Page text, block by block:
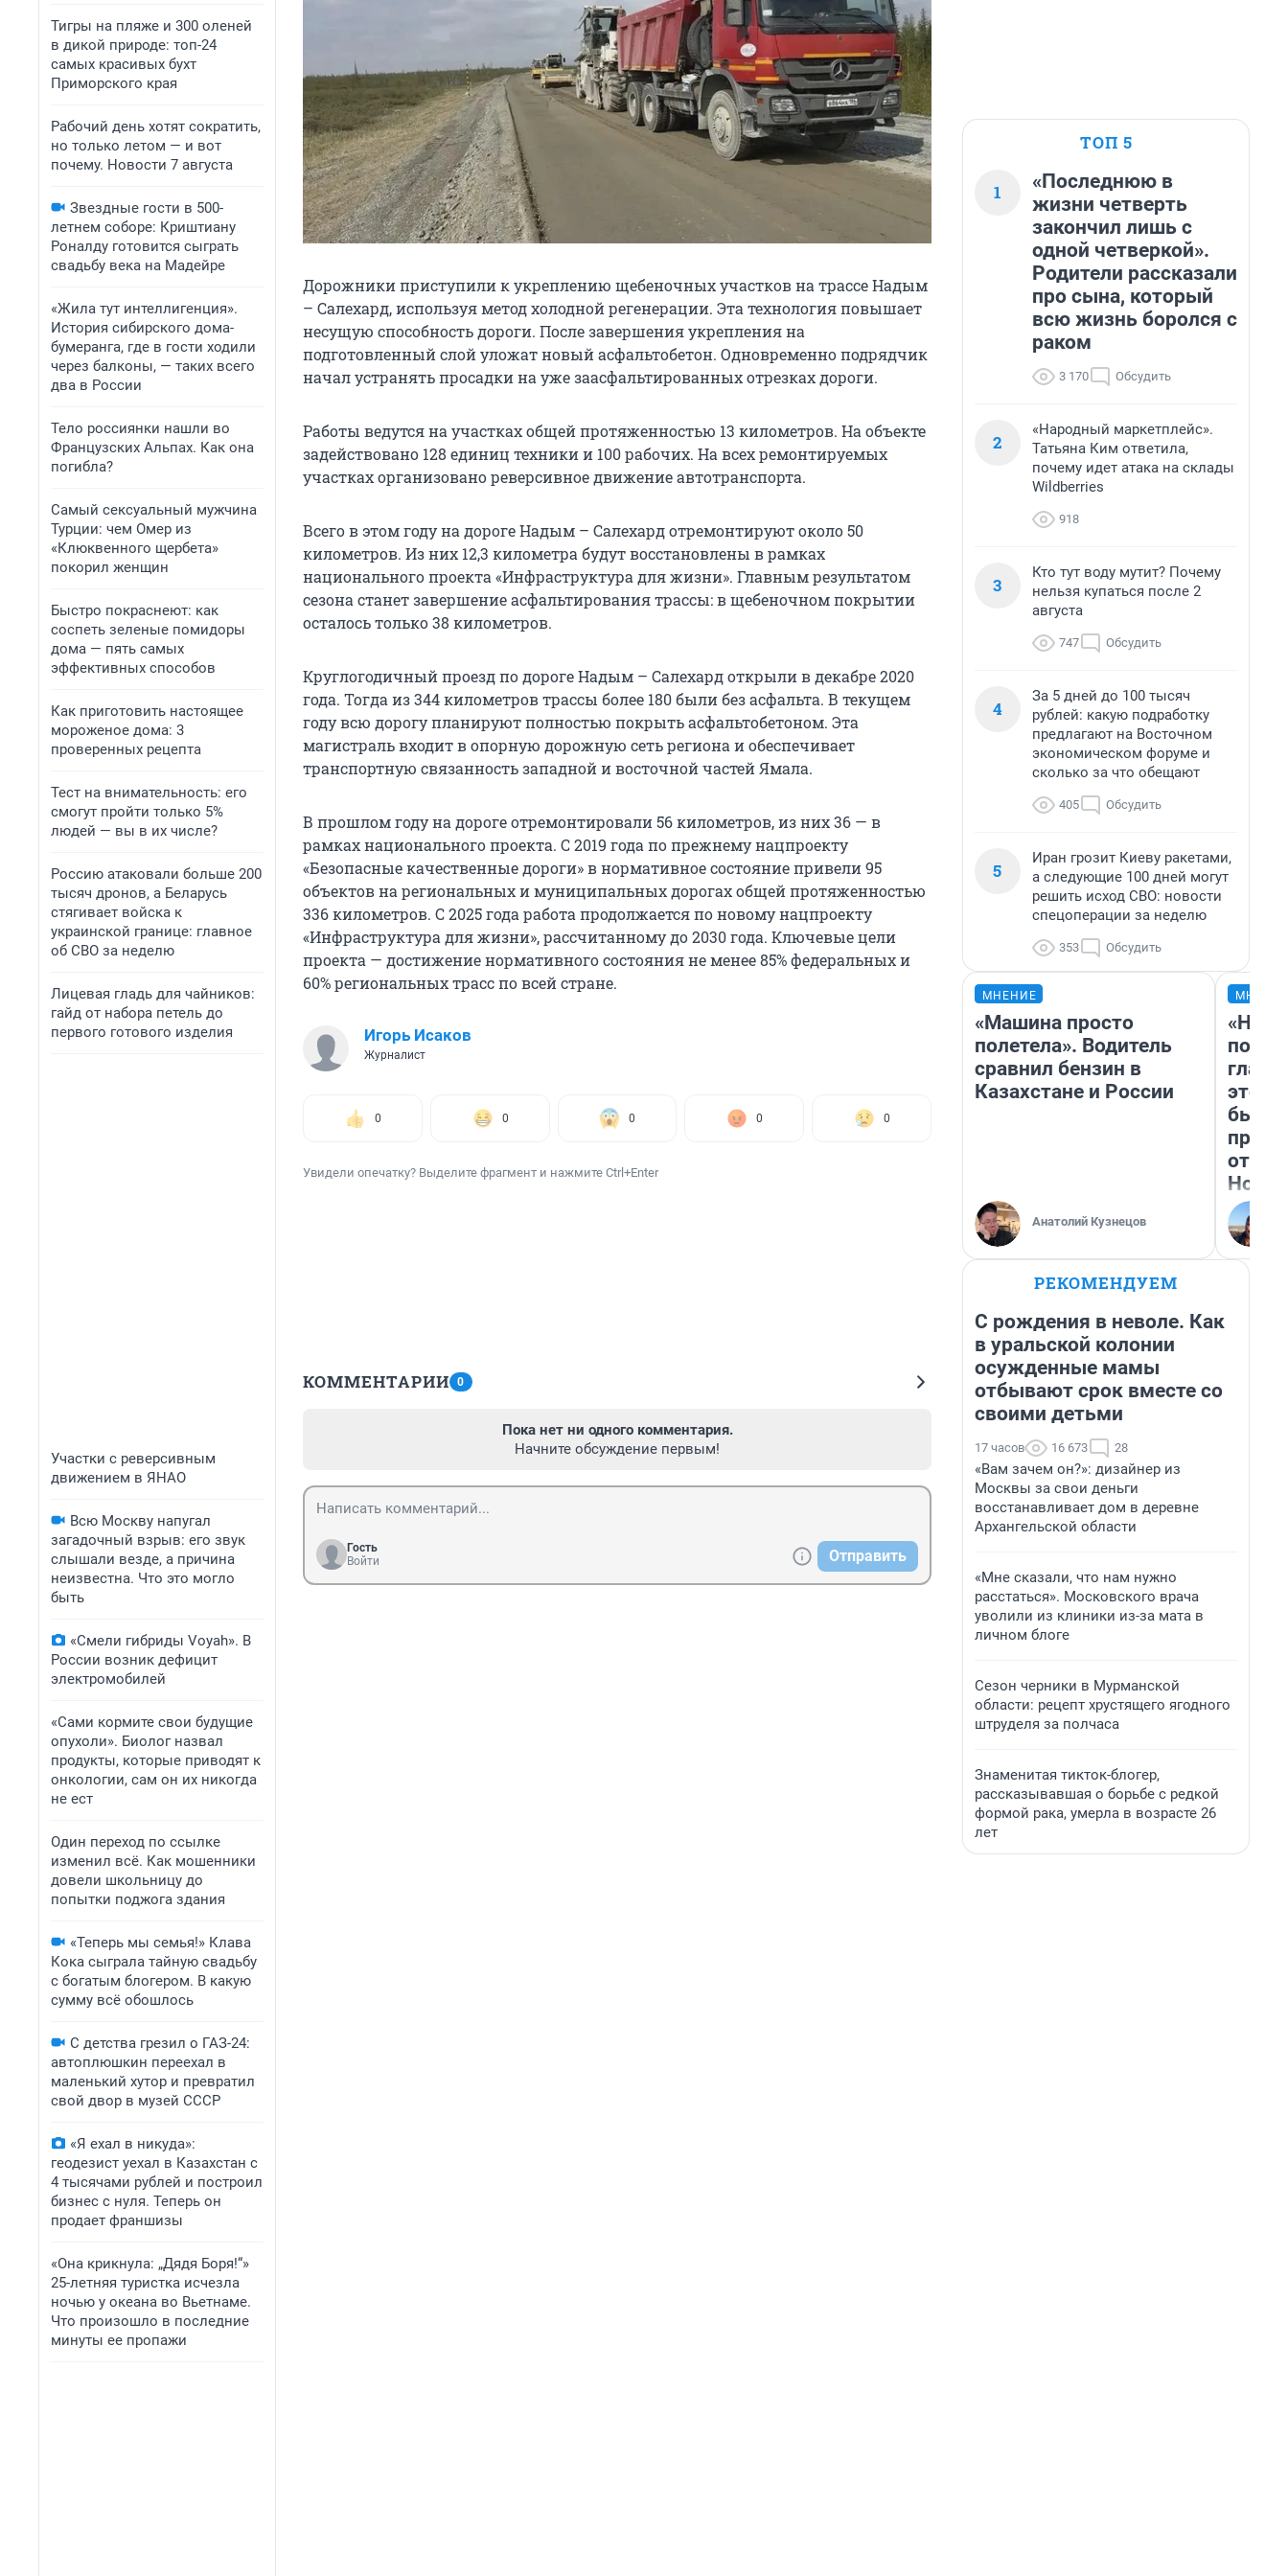
Тигры на пляже и 300 оленей
в дикой природе: топ-24
самых красивых бухт
Приморского края
Рабочий день хотят сократить,
но только летом — и вот
почему. Новости 7 августа
Звездные гости в 500-
летнем соборе: Криштиану
Роналду готовится сыграть
свадьбу века на Мадейре
«Жила тут интеллигенция».
История сибирского дома-
бумеранга, где в гости ходили
через балконы, — таких всего
два в России
Тело россиянки нашли во
Французских Альпах. Как она
погибла?
Самый сексуальный мужчина
Турции: чем Омер из
«Клюквенного щербета»
покорил женщин
Быстро покраснеют: как
соспеть зеленые помидоры
дома — пять самых
эффективных способов
Как приготовить настоящее
мороженое дома: 3
проверенных рецепта
Тест на внимательность: его
смогут пройти только 5%
людей — вы в их числе?
Россию атаковали больше 200
тысяч дронов, а Беларусь
стягивает войска к
украинской границе: главное
об СВО за неделю
Лицевая гладь для чайников:
гайд от набора петель до
первого готового изделия
Участки с реверсивным
движением в ЯНАО
Всю Москву напугал
загадочный взрыв: его звук
слышали везде, а причина
неизвестна. Что это могло
быть
«Смели гибриды Voyah». В
России возник дефицит
электромобилей
«Сами кормите свои будущие
опухоли». Биолог назвал
продукты, которые приводят к
онкологии, сам он их никогда
не ест
Один переход по ссылке
изменил всё. Как мошенники
довели школьницу до
попытки поджога здания
«Теперь мы семья!» Клава
Кока сыграла тайную свадьбу
с богатым блогером. В какую
сумму всё обошлось
С детства грезил о ГАЗ-24:
автоплюшкин переехал в
маленький хутор и превратил
свой двор в музей СССР
«Я ехал в никуда»:
геодезист уехал в Казахстан с
4 тысячами рублей и построил
бизнес с нуля. Теперь он
продает франшизы
«Она крикнула: „Дядя Боря!“»
25-летняя туристка исчезла
ночью у океана во Вьетнаме.
Что произошло в последние
минуты ее пропажи
Дорожники приступили к укреплению щебеночных участков на трассе Надым
– Салехард, используя метод холодной регенерации. Эта технология повышает
несущую способность дороги. После завершения укрепления на
подготовленный слой уложат новый асфальтобетон. Одновременно подрядчик
начал устранять просадки на уже заасфальтированных отрезках дороги.
Работы ведутся на участках общей протяженностью 13 километров. На объекте
задействовано 128 единиц техники и 100 рабочих. На всех ремонтируемых
участках организовано реверсивное движение автотранспорта.
Всего в этом году на дороге Надым – Салехард отремонтируют около 50
километров. Из них 12,3 километра будут восстановлены в рамках
национального проекта «Инфраструктура для жизни». Главным результатом
сезона станет завершение асфальтирования трассы: в щебеночном покрытии
осталось только 38 километров.
Круглогодичный проезд по дороге Надым – Салехард открыли в декабре 2020
года. Тогда из 344 километров трассы более 180 были без асфальта. В текущем
году всю дорогу планируют полностью покрыть асфальтобетоном. Эта
магистраль входит в опорную дорожную сеть региона и обеспечивает
транспортную связанность западной и восточной частей Ямала.
В прошлом году на дороге отремонтировали 56 километров, из них 36 — в
рамках национального проекта. С 2019 года по прежнему нацпроекту
«Безопасные качественные дороги» в нормативное состояние привели 95
объектов на региональных и муниципальных дорогах общей протяженностью
336 километров. С 2025 года работа продолжается по новому нацпроекту
«Инфраструктура для жизни», рассчитанному до 2030 года. Ключевые цели
проекта — достижение нормативного состояния не менее 85% федеральных и
60% региональных трасс по всей стране.
Игорь Исаков
Журналист
0 0 0 0 0
Увидели опечатку? Выделите фрагмент и нажмите Ctrl+Enter
КОММЕНТАРИИ 0
Пока нет ни одного комментария.
Начните обсуждение первым!
Гость
Войти
Отправить
ТОП 5
1
«Последнюю в
жизни четверть
закончил лишь с
одной четверкой».
Родители рассказали
про сына, который
всю жизнь боролся с
раком
3 170 Обсудить
2
«Народный маркетплейс».
Татьяна Ким ответила,
почему идет атака на склады
Wildberries
918
3
Кто тут воду мутит? Почему
нельзя купаться после 2
августа
747 Обсудить
4
За 5 дней до 100 тысяч
рублей: какую подработку
предлагают на Восточном
экономическом форуме и
сколько за что обещают
405 Обсудить
5
Иран грозит Киеву ракетами,
а следующие 100 дней могут
решить исход СВО: новости
спецоперации за неделю
353 Обсудить
МНЕНИЕ
«Машина просто
полетела». Водитель
сравнил бензин в
Казахстане и России
Анатолий Кузнецов
этого
бьет
РЕКОМЕНДУЕМ
С рождения в неволе. Как
в уральской колонии
осужденные мамы
отбывают срок вместе со
своими детьми
17 часов 16 673 28
«Вам зачем он?»: дизайнер из
Москвы за свои деньги
восстанавливает дом в деревне
Архангельской области
«Мне сказали, что нам нужно
расстаться». Московского врача
уволили из клиники из-за мата в
личном блоге
Сезон черники в Мурманской
области: рецепт хрустящего ягодного
штруделя за полчаса
Знаменитая тикток-блогер,
рассказывавшая о борьбе с редкой
формой рака, умерла в возрасте 26
лет